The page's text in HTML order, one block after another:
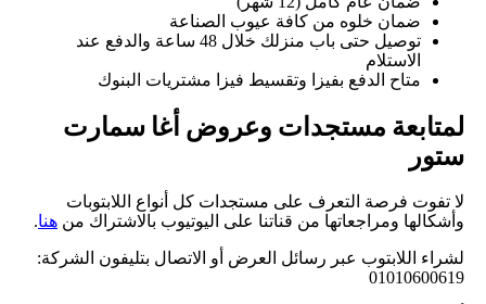
ضمان خلوه من كافة عيوب الصناعة
توصيل حتى باب منزلك خلال 48 ساعة والدفع عند
الاستلام
متاح الدفع بفيزا وتقسيط فيزا مشتريات البنوك
لمتابعة مستجدات وعروض أغا سمارت
ستور
لا تفوت فرصة التعرف على مستجدات كل أنواع اللابتوبات
وأشكالها ومراجعاتها من قناتنا على اليوتيوب بالاشتراك من هنا.
لشراء اللابتوب عبر رسائل العرض أو الاتصال بتليفون الشركة:
01010600619